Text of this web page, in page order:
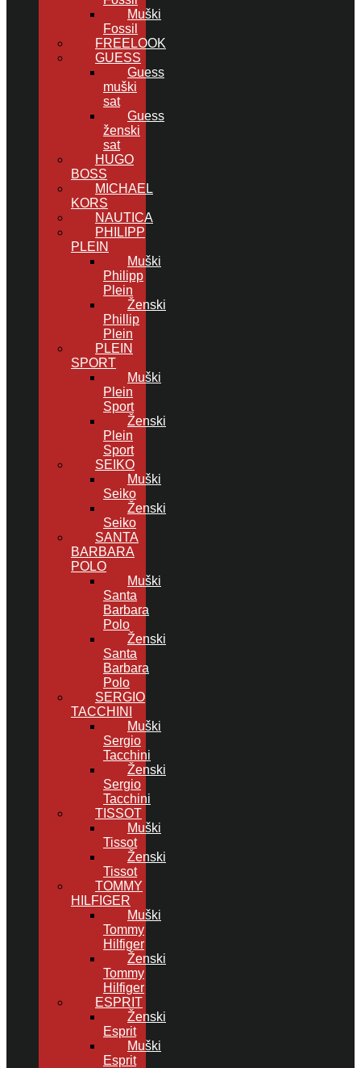
Muški
Fossil
FREELOOK
GUESS
Guess
muški
sat
Guess
ženski
sat
HUGO
BOSS
MICHAEL
KORS
NAUTICA
PHILIPP
PLEIN
Muški
Philipp
Plein
Ženski
Phillip
Plein
PLEIN
SPORT
Muški
Plein
Sport
Ženski
Plein
Sport
SEIKO
Muški
Seiko
Ženski
Seiko
SANTA
BARBARA
POLO
Muški
Santa
Barbara
Polo
Ženski
Santa
Barbara
Polo
SERGIO
TACCHINI
Muški
Sergio
Tacchini
Ženski
Sergio
Tacchini
TISSOT
Muški
Tissot
Ženski
Tissot
TOMMY
HILFIGER
Muški
Tommy
Hilfiger
Ženski
Tommy
Hilfiger
ESPRIT
Ženski
Esprit
Muški
Esprit